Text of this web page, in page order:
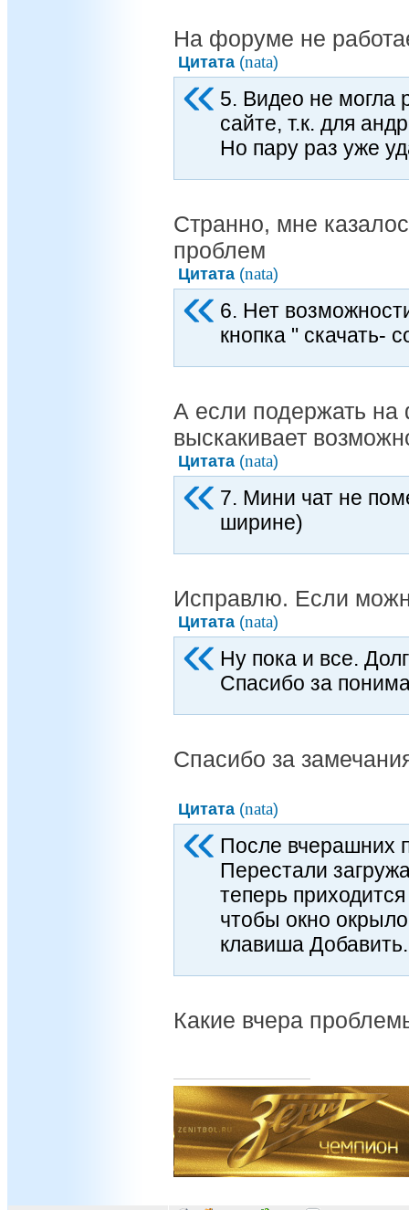
На форуме не
Цитата (nata)
5. Видео не могла
сайте, т.к. для
Но пару раз уже
Странно, мне
проблем
Цитата (nata)
6. Нет
кнопка " скачать-
А если подержать на
выскакивает
Цитата (nata)
7. Мини чат не
ширине)
Исправлю. Если
Цитата (nata)
Ну пока и все.
Спасибо за
Спасибо за
Цитата (nata)
После вчерашних
Перестали
теперь
чтобы окно
клавиша Добавить.
Какие вчера